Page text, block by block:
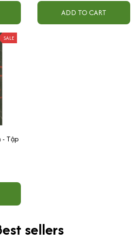
ADD TO CART
SALE
- Tập
sellers